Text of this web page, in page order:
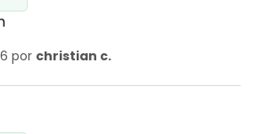
por christian c.